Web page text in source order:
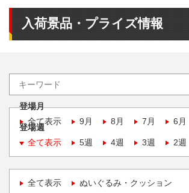
入荷景品・プライズ情報
登場月
全て表示
9月 8月 7月 6月
登場週
全て表示
5週 4週 3週 2週
全て表示 ぬいぐるみ・クッション